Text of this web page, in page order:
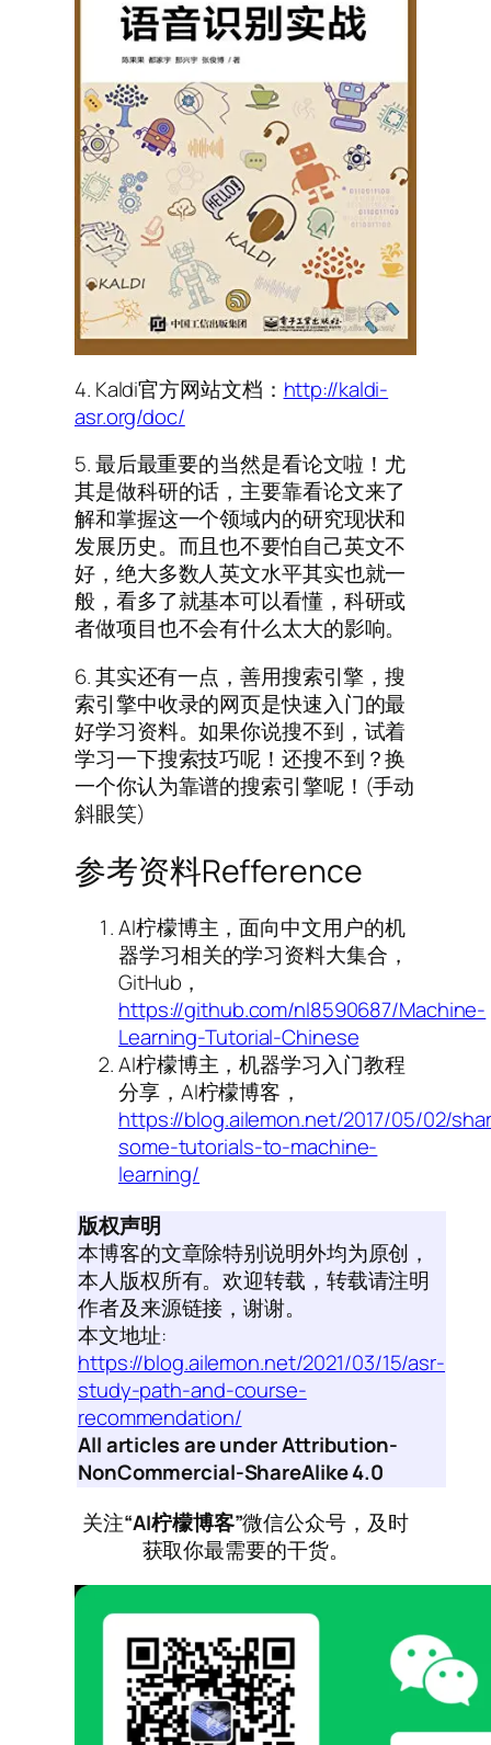
4. Kaldi官方网站文档： http://kaldi-
asr.org/doc/
5. 最后最重要的当然是看论文啦！尤
其是做科研的话，主要靠看论文来了
解和掌握这一个领域内的研究现状和
发展历史。而且也不要怕自己英文不
好，绝大多数人英文水平其实也就一
般，看多了就基本可以看懂，科研或
者做项目也不会有什么太大的影响。
6. 其实还有一点，善用搜索引擎，搜
索引擎中收录的网页是快速入门的最
好学习资料。如果你说搜不到，试着
学习一下搜索技巧呢！还搜不到？换
一个你认为靠谱的搜索引擎呢！(手动
斜眼笑)
参考资料Refference
AI柠檬博主，面向中文用户的机
器学习相关的学习资料大集合，
GitHub，
https://github.com/nl8590687/Machine-
Learning-Tutorial-Chinese
AI柠檬博主，机器学习入门教程
分享，AI柠檬博客，
https://blog.ailemon.net/2017/05/02/
some-tutorials-to-machine-
learning/
版权声明
本博客的文章除特别说明外均为原创，
本人版权所有。欢迎转载，转载请注明
作者及来源链接，谢谢。
本文地址:
https://blog.ailemon.net/2021/03/15/asr-
study-path-and-course-
recommendation/
All articles are under Attribution-
NonCommercial-ShareAlike 4.0
关注“AI柠檬博客”微信公众号，及时
获取你最需要的干货。